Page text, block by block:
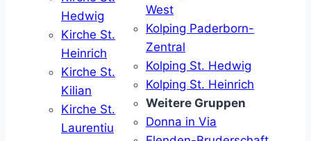
Hedwig
Kirche St.
Heinrich
Kirche St.
Kilian
Kirche St.
Laurentiu
West
Kolping Paderborn-
Zentral
Kolping St. Hedwig
Kolping St. Heinrich
Weitere Gruppen
Donna in Via